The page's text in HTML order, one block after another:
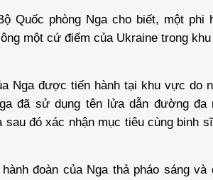
Quốc phòng Nga cho biết, một phi
một cứ điểm của Ukraine trong
Nga được tiến hành tại khu vực do
đã sử dụng tên lửa dẫn đường đa
sau đó xác nhận mục tiêu cùng binh
đoàn của Nga thả pháo sáng